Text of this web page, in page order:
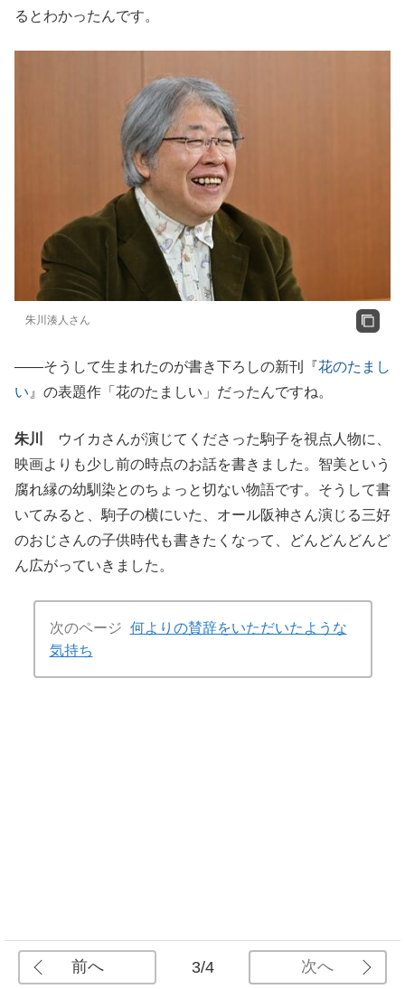
るとわかったんです。
朱川湊人さん
――そうして生まれたのが書き下ろしの新刊『花のたまし
い 』の表題作「花のたましい」だったんですね。
朱川
ウイカさんが演じてくださった駒子を視点人物に、
映画よりも少し前の時点のお話を書きました。智美という
腐れ縁の幼馴染とのちょっと切ない物語です。そうして書
いてみると、駒子の横にいた、オール阪神さん演じる三好
のおじさんの子供時代も書きたくなって、どんどんどんど
ん広がっていきました。
次のページ 何よりの賛辞をいただいたような
気持ち
前へ 3/4 次へ